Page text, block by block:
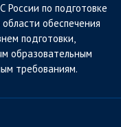
по подготовке
обеспечения
подготовки,
образовательным
требованиям.